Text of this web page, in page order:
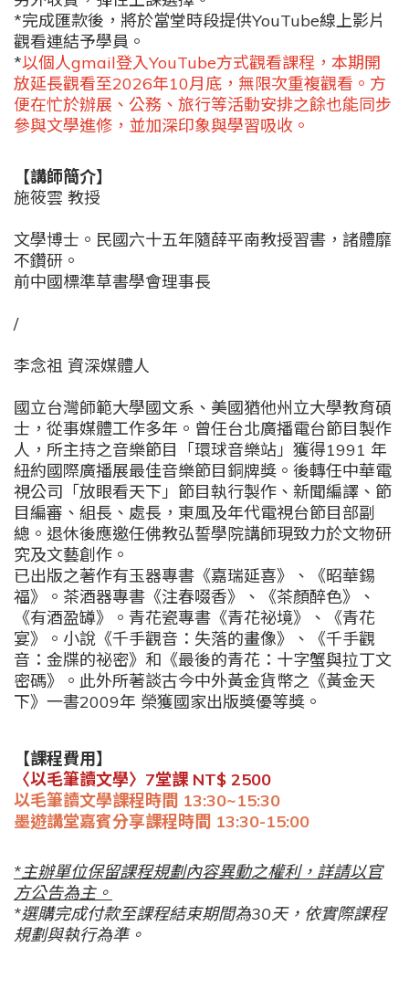
*完成匯款後，將於當堂時段提供YouTube線上影片
觀看連結予學員。
*以個人gmail登入YouTube方式觀看課程，本期開
放延長觀看至2026年10月底，無限次重複觀看。方
便在忙於辦展、公務、旅行等活動安排之餘也能同步
參與文學進修，並加深印象與學習吸收。
【講師簡介】
施筱雲 教授
文學博士。民國六十五年隨薛平南教授習書，諸體靡
不鑽研。
前中國標準草書學會理事長
/
李念祖 資深媒體人
國立台灣師範大學國文系、美國猶他州立大學教育碩
士，從事媒體工作多年。曾任台北廣播電台節目製作
人，所主持之音樂節目「環球音樂站」獲得1991 年
紐約國際廣播展最佳音樂節目銅牌獎。後轉任中華電
視公司「放眼看天下」節目執行製作、新聞編譯、節
目編審、組長、處長，東風及年代電視台節目部副
總。退休後應邀任佛教弘誓學院講師現致力於文物研
究及文藝創作。
已出版之著作有玉器專書《嘉瑞延喜》、《昭華錫
福》。茶酒器專書《注春啜香》、《茶顏醉色》、
《有酒盈罇》。青花瓷專書《青花祕境》、《青花
宴》。小說《千手觀音：失落的畫像》、《千手觀
音：金牒的祕密》和《最後的青花：十字蟹與拉丁文
密碼》。此外所著談古今中外黃金貨幣之《黃金天
下》一書2009年 榮獲國家出版獎優等獎。
【課程費用】
〈以毛筆讀文學〉7堂課 NT$ 2500
以毛筆讀文學課程時間 13:30~15:30
墨遊講堂嘉賓分享課程時間 13:30-15:00
*主辦單位保留課程規劃內容異動之權利，詳請以官
方公告為主。
*選購完成付款至課程結束期間為30天，依實際課程
規劃與執行為準。